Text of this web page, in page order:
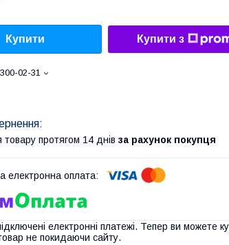
Купити Купити з
02-31
товару протягом 14 днів за рахунок покупця
електронні платежі. Тепер ви можете
не покидаючи сайту.